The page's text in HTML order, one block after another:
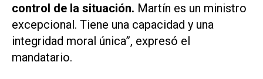
control de la situación. Martín es un ministro
excepcional. Tiene una capacidad y una
integridad moral única”, expresó el
mandatario.